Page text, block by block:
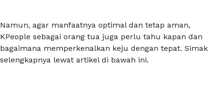
Namun, agar manfaatnya optimal dan tetap aman,
KPeople sebagai orang tua juga perlu tahu kapan dan
bagaimana memperkenalkan keju dengan tepat. Simak
selengkapnya lewat artikel di bawah ini.